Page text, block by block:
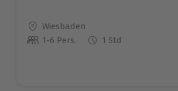
Standort
Wiesbaden
Anzahl der Teilnehmer
1-6 Pers. 1 Std